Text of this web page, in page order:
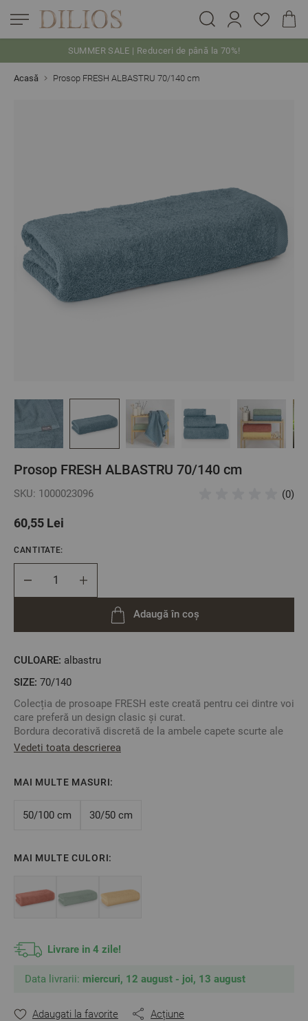
SUMMER SALE | Reduceri de până la 70%!
Acasă Prosop FRESH ALBASTRU 70/140 cm
Prosop FRESH ALBASTRU 70/140 cm
SKU: 1000023096 (0)
60,55 Lei
CULOARE: albastru
SIZE: 70/140
Colecția de prosoape FRESH este creată pentru cei dintre voi
care preferă un design clasic și curat.
Bordura decorativă discretă de la ambele capete scurte ale
prosopului vă oferă o suprafață și o eficiență maxime în
liber - activități sportive, spa, pentru oaspeți, pentru camping
Îl puteți combina cu alte dimensiuni de prosoape sau halate
Material: 100% bumbac
Densitate: 500 g/m2
Dimensiune: 70/140 cm
** Fotografiile sunt orientative. Poate varia ușor culoarea sau
tonalitatea.
Vedeti toata descrierea
MAI MULTE MASURI:
50/100 cm 30/50 cm
MAI MULTE CULORI:
Livrare in 4 zile!
Data livrarii: miercuri, 12 august - joi, 13 august
CANTITATE:
Adaugă în coș
Adaugati la favorite Acțiune